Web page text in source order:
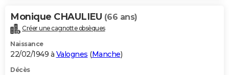
Monique CHAULIEU (66 ans)
Créer une cagnotte obsèques
Naissance
22/02/1949 à Valognes (Manche)
Décès